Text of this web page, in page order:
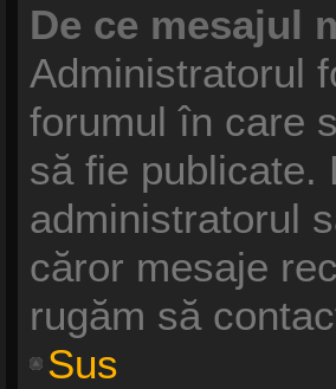
De ce mesajul
Administratorul
forumul în care
să fie publicate.
administratorul
căror mesaje
rugăm să
Sus